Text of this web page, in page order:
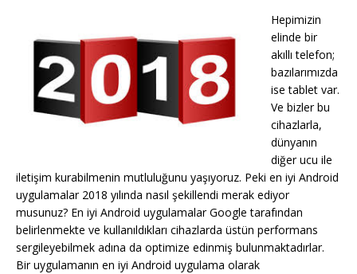
Hepimizin
elinde bir
akıllı telefon;
bazılarımızda
ise tablet var.
Ve bizler bu
cihazlarla,
dünyanın
diğer ucu ile
iletişim kurabilmenin mutluluğunu yaşıyoruz. Peki en iyi Android
uygulamalar 2018 yılında nasıl şekillendi merak ediyor
musunuz? En iyi Android uygulamalar Google tarafından
belirlenmekte ve kullanıldıkları cihazlarda üstün performans
sergileyebilmek adına da optimize edinmiş bulunmaktadırlar.
Bir uygulamanın en iyi Android uygulama olarak